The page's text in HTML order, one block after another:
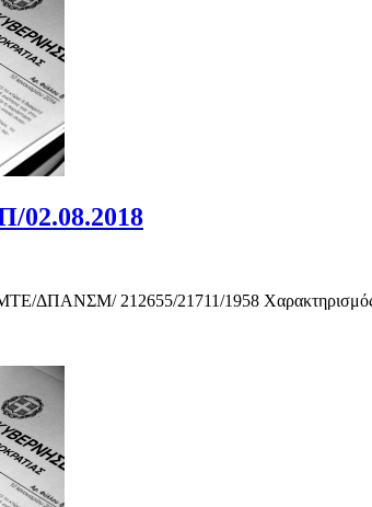
ΔΠΑΝΣΜ/ 212655/21711/1958 Χαρακτηρισμός